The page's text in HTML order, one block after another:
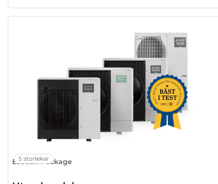
5 storlekar
Ecodan Package